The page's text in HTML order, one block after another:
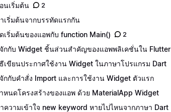
นเริ่มต้น
2
เริ่มต้นจากบรรทัดแรกกัน
เริ่มต้นของแอพกับ function Main()
2
กกับ Widget ชิ้นส่วนสำคัญของแอพพลิเคชั่นใน Flutter
เขียนประกาศใช้งาน Widget ในภาษาโปรแกรม Dart
กกับคำสั่ง Import และการใช้งาน Widget ตัวแรก
หนดโครงสร้างของแอพ ด้วย MaterialApp Widget
ความเข้าใจ new keyword หายไปไหนจากภาษา Dart